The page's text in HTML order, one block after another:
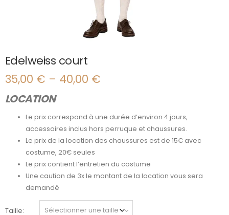
Edelweiss court
35,00 € – 40,00 €
Plage
prix :
40,00 €
LOCATION
Le prix correspond à une durée d’environ 4 jours,
accessoires inclus hors perruque et chaussures.
Le prix de la location des chaussures est de 15€ avec
costume, 20€ seules
Le prix contient l’entretien du costume
Une caution de 3x le montant de la location vous sera
demandé
Taille